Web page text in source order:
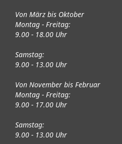
Von März bis Oktober
Montag - Freitag:
9.00 - 18.00 Uhr
Samstag:
9.00 - 13.00 Uhr
Von November bis Februar
Montag - Freitag:
9.00 - 17.00 Uhr
Samstag:
9.00 - 13.00 Uhr